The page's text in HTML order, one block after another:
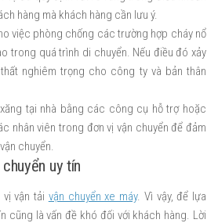
hàng mà khách hàng cần lưu ý.
việc phòng chống các trường hợp cháy nổ
trong quá trình di chuyển. Nếu điều đó xảy
nghiêm trọng cho công ty và bản thân
tại nhà bằng các công cụ hỗ trợ hoặc
nhân viên trong đơn vị vận chuyển để đảm
chuyển.
uy tín
vận tải vận chuyển xe máy. Vì vậy, để lựa
cũng là vấn đề khó đối với khách hàng. Lời